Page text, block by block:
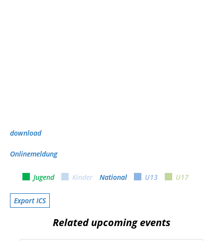
download
Onlinemeldung
Jugend Kinder National U13 U17
Export ICS
Related upcoming events